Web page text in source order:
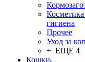
гигиена
Прочее
Уход за
+ ЕЩЕ 4
Кошки